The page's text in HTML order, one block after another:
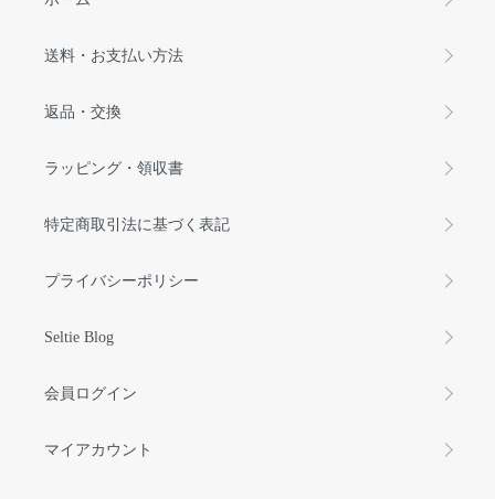
送料・お支払い方法
返品・交換
ラッピング・領収書
特定商取引法に基づく表記
プライバシーポリシー
Seltie Blog
会員ログイン
マイアカウント